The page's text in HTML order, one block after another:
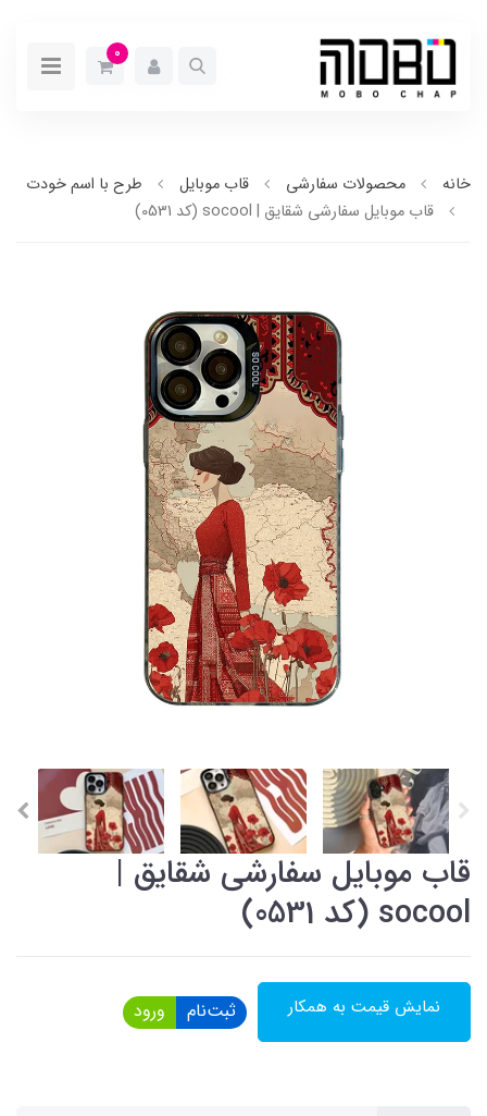
0
خانه محصولات سفارشی قاب موبایل
طرح با اسم خودت
قاب موبایل سفارشی شقایق | socool (کد 0531)
قاب موبایل سفارشی شقایق |
socool (کد 0531)
نمایش قیمت به همکار ثبت‌نام ورود